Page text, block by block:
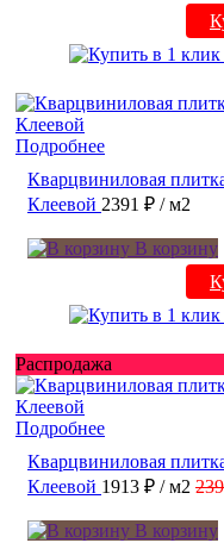
Подробнее
Кварцвиниловая
Клеевой 2391 ₽ / м2
В корзину
Распродажа
Подробнее
Кварцвиниловая
Клеевой 1913 ₽ / м2
В корзину